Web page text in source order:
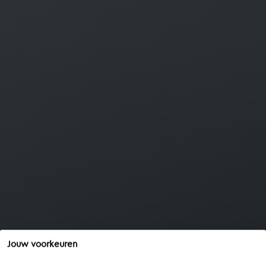
Jouw voorkeuren